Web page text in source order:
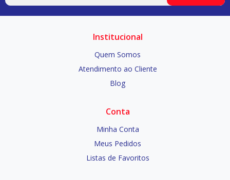
Institucional
Quem Somos
Atendimento ao Cliente
Blog
Conta
Minha Conta
Meus Pedidos
Listas de Favoritos